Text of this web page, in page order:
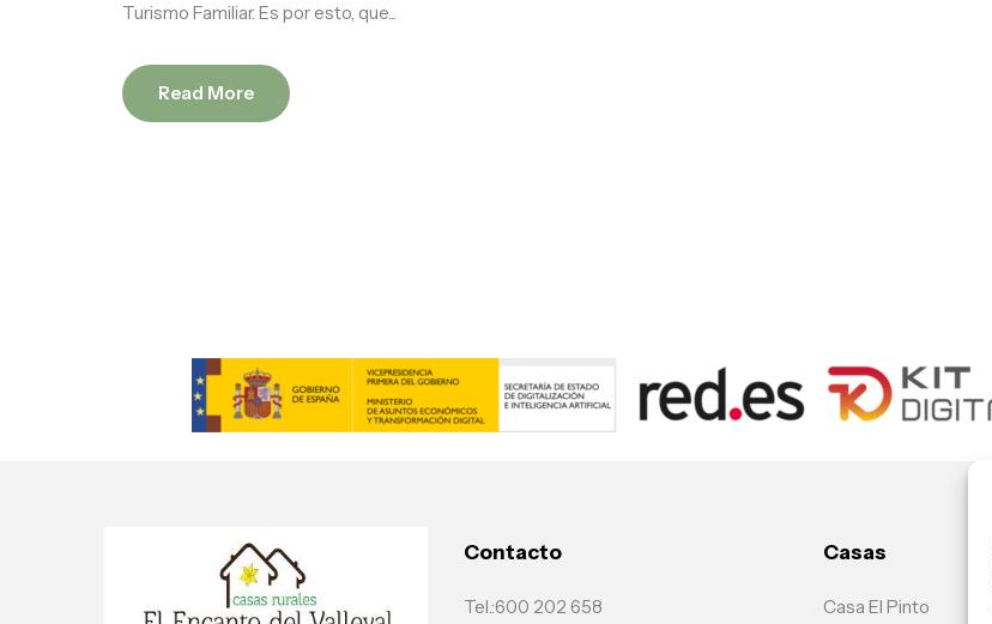
Turismo Familiar. Es por esto, que...
Read More
Contacto
Tel.:600 202 658
Casas
Casa El Pinto